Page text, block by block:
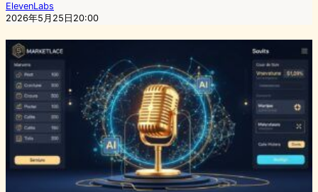
ElevenLabs
2026年5月25日20:00